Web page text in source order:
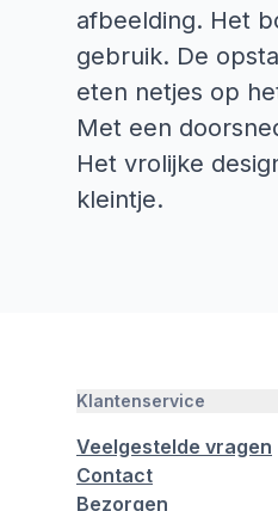
afbeelding. Het
gebruik. De
eten netjes op
Met een
Het vrolijke
kleintje.
Klantenservice
Veelgestelde vragen
Contact
Bezorgen